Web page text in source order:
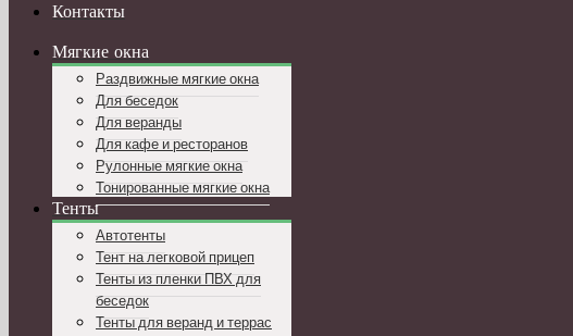
Контакты
Мягкие окна
Раздвижные мягкие окна
Для беседок
Для веранды
Для кафе и ресторанов
Рулонные мягкие окна
Тонированные мягкие окна
Тенты
Автотенты
Тент на легковой прицеп
Тенты из пленки ПВХ для
беседок
Тенты для веранд и террас